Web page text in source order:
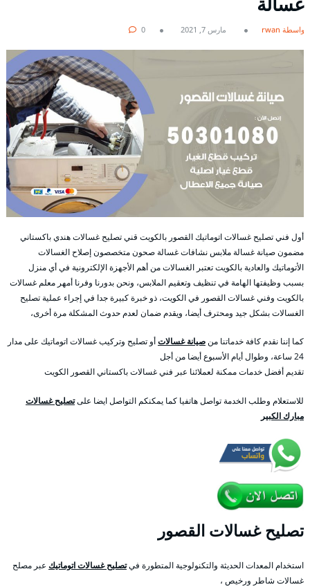
بواسطة rwan مارس 7, 2021 0
أول فني تصليح غسالات اتوماتيك القصور بالكويت قني تصليح غسالات هندي باكستاني
مضمون صيانة غسالة ملابس نشافات غسالة صحون متخصصون إصلاح الغسالات
الأتوماتيك والعادية بالكويت تعتبر الغسالات من أهم الأجهزة الإلكترونية في أي منزل
بسبب وظيفتها الهامة في تنظيف وتعقيم الملابس، ونحن بدورنا وفرنا أمهر معلم غسالات
بالكويت وفني غسالات القصور في الكويت، ذو خبرة كبيرة جدا في إجراء عملية تصليح
الغسالات بشكل جيد ومحترف أيضا، ويقدم ضمان لعدم حدوث المشكلة مرة أخرى،
كما إننا نقدم كافة خدماتنا منصيانة غسالاتأو تصليح وتركيب غسالات اتوماتيك على مدار
24 ساعة، وطوال أيام الأسبوع أيضا من أجل
تقديم أفضل خدمات ممكنة لعملائنا عبر فني غسالات باكستاني القصور الكويت
للاستعلام وطلب الخدمة تواصل هاتفيا كما يمكنكم التواصل ايضا علىتصليح غسالات
مبارك الكبير
تصليح غسالات القصور
استخدام المعدات الحديثة والتكنولوجية المتطورة فيتصليح غسالات اتوماتيك عبر مصلح
غسالات شاطر ورخيص ،